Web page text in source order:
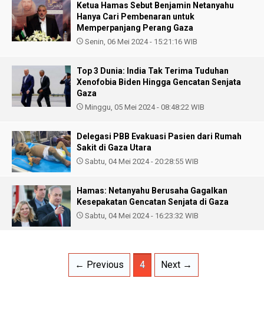
Ketua Hamas Sebut Benjamin Netanyahu
Hanya Cari Pembenaran untuk
Memperpanjang Perang Gaza
Senin, 06 Mei 2024 - 15:21:16 WIB
Top 3 Dunia: India Tak Terima Tuduhan
Xenofobia Biden Hingga Gencatan Senjata
Gaza
Minggu, 05 Mei 2024 - 08:48:22 WIB
Delegasi PBB Evakuasi Pasien dari Rumah
Sakit di Gaza Utara
Sabtu, 04 Mei 2024 - 20:28:55 WIB
Hamas: Netanyahu Berusaha Gagalkan
Kesepakatan Gencatan Senjata di Gaza
Sabtu, 04 Mei 2024 - 16:23:32 WIB
← Previous 4 Next →